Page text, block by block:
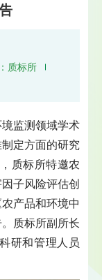
质标所
监测领域学术
定方面的研究
质标所特邀农
子风险评估创
产品和环境中
质标所副所长
研和管理人员